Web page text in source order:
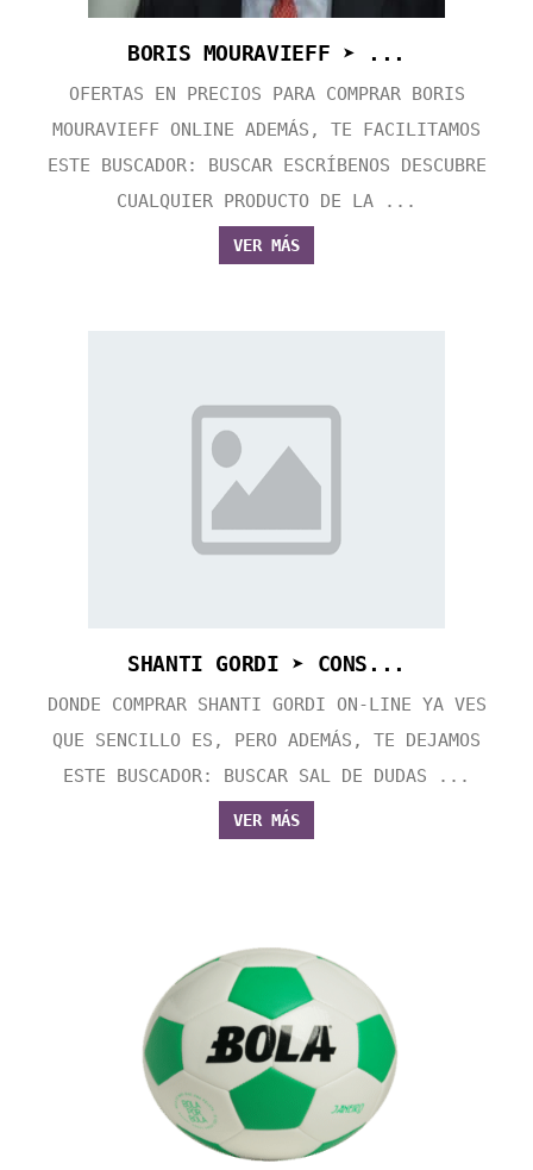
BORIS MOURAVIEFF ➤ ...
OFERTAS EN PRECIOS PARA COMPRAR BORIS
MOURAVIEFF ONLINE ADEMÁS, TE FACILITAMOS
ESTE BUSCADOR: BUSCAR ESCRÍBENOS DESCUBRE
CUALQUIER PRODUCTO DE LA ...
VER MÁS
SHANTI GORDI ➤ CONS...
DONDE COMPRAR SHANTI GORDI ON-LINE YA VES
QUE SENCILLO ES, PERO ADEMÁS, TE DEJAMOS
ESTE BUSCADOR: BUSCAR SAL DE DUDAS ...
VER MÁS